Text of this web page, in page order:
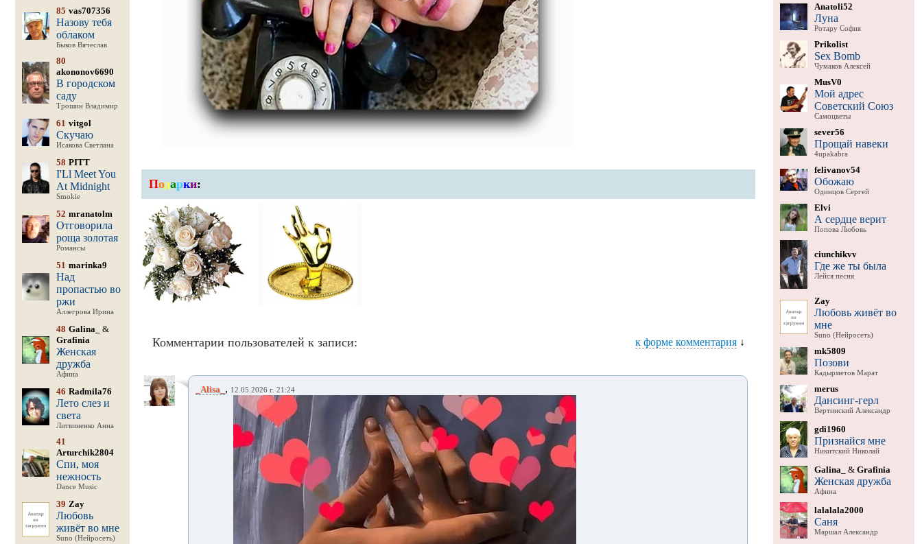
85 vas707356
Назову тебя
облаком
Быков Вячеслав
80
akononov6690
В городском
саду
Трошин Владимир
61 vitgol
Скучаю
Исакова Светлана
58 PITT
I'Ll Meet You
At Midnight
Smokie
52 mranatolm
Отговорила
роща золотая
Романсы
51 marinka9
Над
пропастью во
ржи
Аллегрова Ирина
48 Galina_
&
Grafinia
Женская
дружба
Афина
46 Radmila76
Лето слез и
света
Литвиненко Анна
41
Arturchik2804
Спи, моя
нежность
Dance Music
39 Zay
Любовь
живёт во мне
Suno (Нейросеть)
Подарки:
Комментарии пользователей к записи: к форме комментария↓
_Alisa_ , 12.05.2026 г. 21:24
Anatoli52
Луна
Ротару София
Prikolist
Sex Bomb
Чумаков Алексей
MusV0
Мой адрес
Советский Союз
Самоцветы
sever56
Прощай навеки
4upakabra
felivanov54
Обожаю
Одинцов Сергей
Elvi
А сердце верит
Попова Любовь
ciunchikvv
Где же ты была
Лейся песня
Zay
Любовь живёт во
мне
Suno (Нейросеть)
mk5809
Позови
Кадырметов Марат
merus
Дансинг-герл
Вертинский Александр
gdi1960
Признайся мне
Никитский Николай
Galina_ & Grafinia
Женская дружба
Афина
lalalala2000
Саня
Маршал Александр